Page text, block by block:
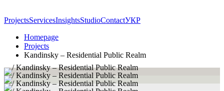
ProjectsServicesInsightsStudioContactУКР
Homepage
Projects
Kandinsky – Residential Public Realm